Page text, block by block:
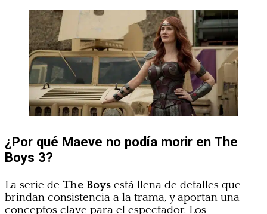
¿Por qué Maeve no podía morir en The
Boys 3?
La serie de The Boys está llena de detalles que
brindan consistencia a la trama, y aportan una
conceptos clave para el espectador. Los